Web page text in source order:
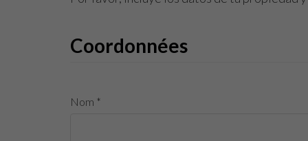
Coordonnées
Nom *